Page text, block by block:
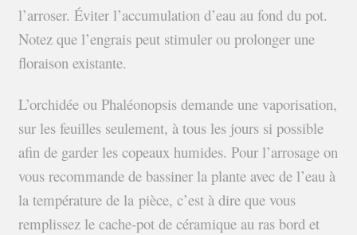
l’arroser. Éviter l’accumulation d’eau au fond du pot.
Notez que l’engrais peut stimuler ou prolonger une
floraison existante.
L’orchidée ou Phaléonopsis demande une vaporisation,
sur les feuilles seulement, à tous les jours si possible
afin de garder les copeaux humides. Pour l’arrosage on
vous recommande de bassiner la plante avec de l’eau à
la température de la pièce, c’est à dire que vous
remplissez le cache-pot de céramique au ras bord et